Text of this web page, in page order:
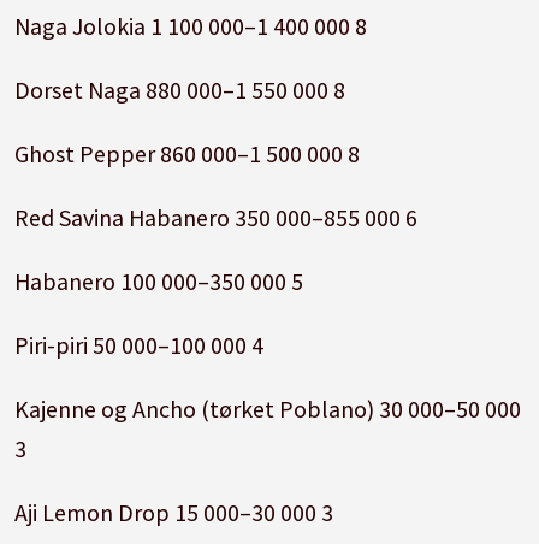
Naga Jolokia 1 100 000–1 400 000 8
Dorset Naga 880 000–1 550 000 8
Ghost Pepper 860 000–1 500 000 8
Red Savina Habanero 350 000–855 000 6
Habanero 100 000–350 000 5
Piri-piri 50 000–100 000 4
Kajenne og Ancho (tørket Poblano) 30 000–50 000
3
Aji Lemon Drop 15 000–30 000 3